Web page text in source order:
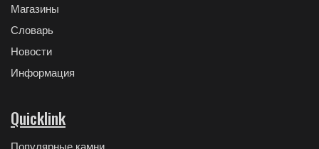
Магазины
Словарь
Новости
Информация
Quicklink